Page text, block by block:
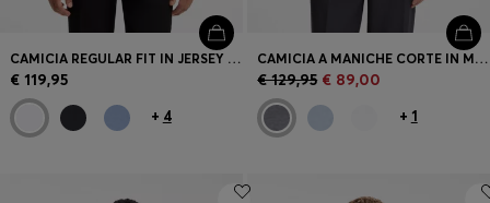
CAMICIA REGULAR FIT IN JERSEY DI COTONE RESISTENTE ALLE RUGHE
€ 119,95
+ 4
CAMICIA A MANICHE CORTE IN MISTO COTONE E LINO
€ 129,95 € 89,00
+ 1